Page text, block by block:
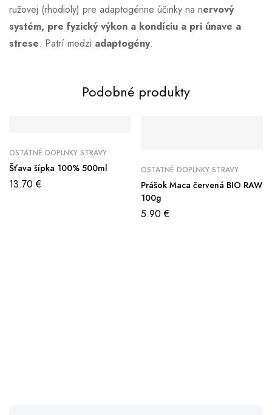
ružovej (rhodioly) pre adaptogénne účinky na nervový
systém, pre fyzický výkon a kondíciu a pri únave a
strese. Patrí medzi adaptogény.
Podobné produkty
OSTATNÉ DOPLNKY STRAVY
Šťava šípka 100% 500ml
13.70€
OSTATNÉ DOPLNKY STRAVY
Prášok Maca červená BIO RAW
100g
5.90€